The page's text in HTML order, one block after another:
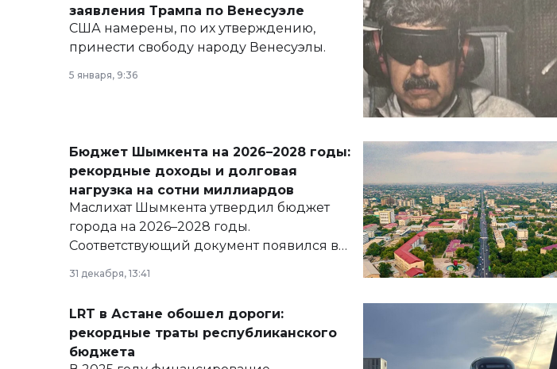
заявления Трампа по Венесуэле
США намерены, по их утверждению,
принести свободу народу Венесуэлы.
5 января, 9:36
Бюджет Шымкента на 2026–2028 годы:
рекордные доходы и долговая
нагрузка на сотни миллиардов
Маслихат Шымкента утвердил бюджет
города на 2026–2028 годы.
Соответствующий документ появился в
базе нормативных правовых актов и на
сайте маслихат города.
31 декабря, 13:41
LRT в Астане обошел дороги:
рекордные траты республиканского
бюджета